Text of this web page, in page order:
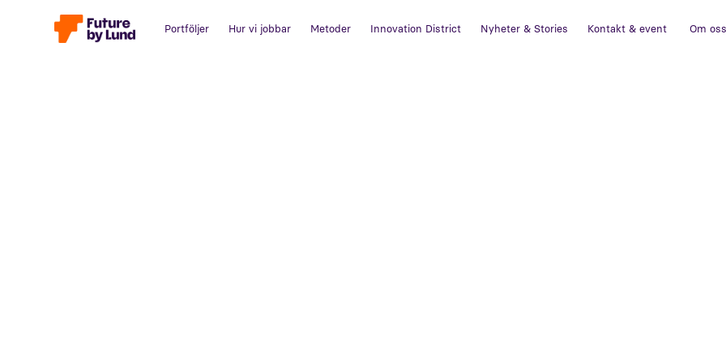
Portföljer Hur vi jobbar Metoder Innovation District Nyheter & Stories Kontakt & event Om